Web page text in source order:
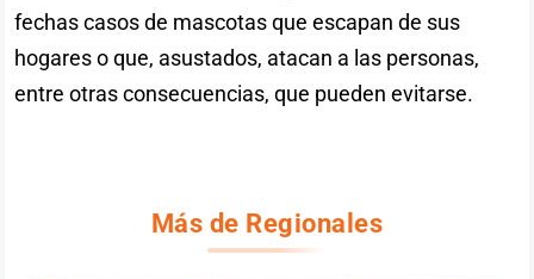
fechas casos de mascotas que escapan de sus
hogares o que, asustados, atacan a las personas,
entre otras consecuencias, que pueden evitarse.
Más de Regionales